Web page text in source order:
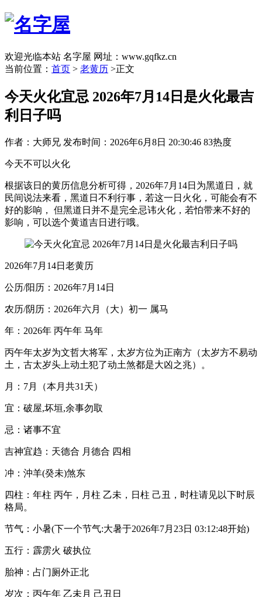
欢迎光临本站 名字屋 网址：www.gqfkz.cn
当前位置： 首页 > 老黄历 >正文
今天火化宜忌 2026年7月14日是火化最吉
利日子吗
作者：大师兄 发布时间：2026年6月8日 20:30:46 83热度
今天不可以火化
根据该日的黄历信息分析可得，2026年7月14日为黑道日，就
民间说法来看，黑道日不利行事，若这一日火化，可能会有不
好的影响， 但黑道日并不是完全忌讳火化，若怕带来不好的
影响，可以选个黄道吉日进行哦。
2026年7月14日老黄历
公历/阳历：2026年7月14日
农历/阴历：2026年六月（大）初一 属马
年：2026年 丙午年 马年
丙午年太岁为文哲大将军，太岁方位为正南方（太岁方不易动
土，古太岁头上动土犯了动土煞都是大凶之兆）。
月：7月（本月共31天）
宜：破屋,坏垣,余事勿取
忌：诸事不宜
吉神宜趋：天德合 月德合 四相
冲：沖羊(癸未)煞东
四柱：年柱 丙午，月柱 乙未，日柱 己丑，时柱请见以下时辰
格局。
节气：小暑(下一个节气:大暑于2026年7月23日 03:12:48开始)
五行：霹雳火 破执位
胎神：占门厕外正北
岁次：丙午年 乙未月 己丑日